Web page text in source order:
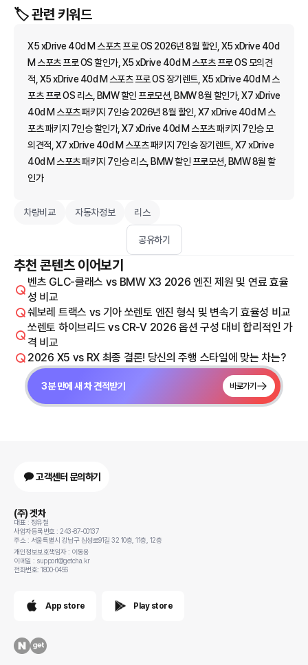
🏷️ 관련 키워드
X5 xDrive 40d M 스포츠 프로 OS 2026년 8월 할인, X5 xDrive 40d
M 스포츠 프로 OS 할인가, X5 xDrive 40d M 스포츠 프로 OS 모의견
적, X5 xDrive 40d M 스포츠 프로 OS 장기렌트, X5 xDrive 40d M 스
포츠 프로 OS 리스, BMW 할인 프로모션, BMW 8월 할인가, X7 xDrive
40d M 스포츠 패키지 7인승 2026년 8월 할인, X7 xDrive 40d M 스
포츠 패키지 7인승 할인가, X7 xDrive 40d M 스포츠 패키지 7인승 모
의견적, X7 xDrive 40d M 스포츠 패키지 7인승 장기렌트, X7 xDrive
40d M 스포츠 패키지 7인승 리스, BMW 할인 프로모션, BMW 8월 할
인가
차량비교 자동차정보 리스
공유하기
추천 콘텐츠 이어보기
벤츠 GLC-클래스 vs BMW X3 2026 엔진 제원 및 연료 효율
성 비교
쉐보레 트랙스 vs 기아 쏘렌토 엔진 형식 및 변속기 효율성 비교
쏘렌토 하이브리드 vs CR-V 2026 옵션 구성 대비 합리적인 가
격 비교
2026 X5 vs RX 최종 결론! 당신의 주행 스타일에 맞는 차는?
3분 만에 새 차 견적받기 바로가기
고객센터 문의하기
(주) 겟차
대표 : 정유철
사업자등록번호 : 243-87-00137
주소 : 서울특별시 강남구 삼성로91길 32 10층, 11층, 12층
개인정보보호책임자 : 이동용
이메일 : support@getcha.kr
전화번호: 1800-0456
App store Play store